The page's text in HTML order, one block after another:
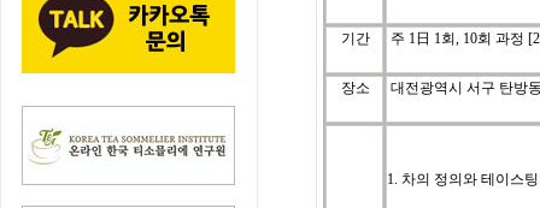
기간 주 1日 1회, 10회 과정 [2
장소 대전광역시 서구 탄방
1. 차의 정의와 테이스